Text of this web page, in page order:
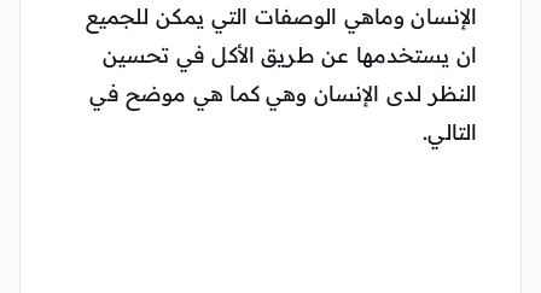
الإنسان وماهي الوصفات التي يمكن للجميع
ان يستخدمها عن طريق الأكل في تحسين
النظر لدى الإنسان وهي كما هي موضح في
التالي.